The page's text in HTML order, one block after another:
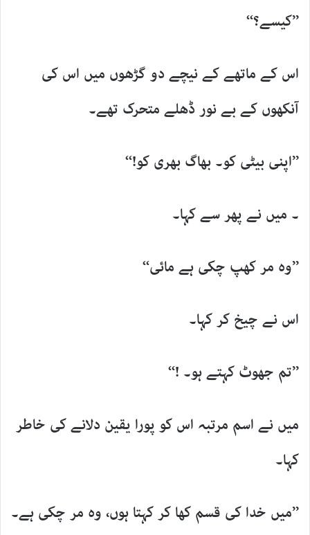
’’کیسے؟‘‘
اس کے ماتھے کے نیچے دو گڑھوں میں اس کی
آنکھوں کے بے نور ڈھلے متحرک تھے۔
’’اپنی بیٹی کو۔ بھاگ بھری کو!‘‘
۔ میں نے پھر سے کہا۔
’’وہ مر کھپ چکی ہے مائی‘‘
اس نے چیخ کر کہا۔
’’تم جھوٹ کہتے ہو۔ !‘‘
میں نے اسم مرتبہ اس کو پورا یقین دلانے کی خاطر
کہا۔
’’میں خدا کی قسم کھا کر کہتا ہوں، وہ مر چکی ہے۔